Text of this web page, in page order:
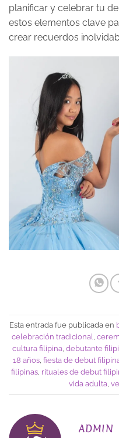
planificar y celebrar tu
estos elementos clave
crear recuerdos
Esta entrada fue publicada en
celebración tradicional
cultura filipina, debutante
18 años fiesta de debut
filipinas rituales de debut
vida adulta
ADMIN